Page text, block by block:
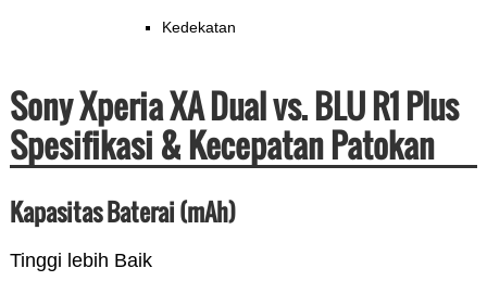
Kedekatan
Sony Xperia XA Dual vs. BLU R1 Plus
Spesifikasi & Kecepatan Patokan
Kapasitas Baterai (mAh)
Tinggi lebih Baik